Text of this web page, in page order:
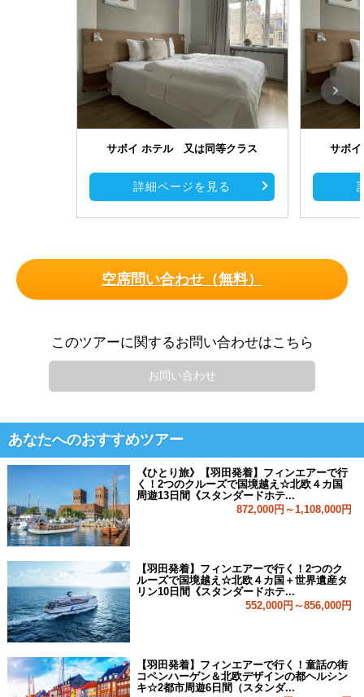
サボイ ホテル 又は同等クラス
詳細ページを見る
サボ
空席問い合わせ（無料）
このツアーに関するお問い合わせはこちら
お問い合わせ
あなたへのおすすめツアー
《ひとり旅》【羽田発着】フィンエアーで行
く！2つのクルーズで国境越え☆北欧４カ国
周遊13日間《スタンダードホテ...
872,000円～1,108,000円
【羽田発着】フィンエアーで行く！2つのク
ルーズで国境越え☆北欧４カ国＋世界遺産タ
リン10日間《スタンダードホテ...
552,000円～856,000円
【羽田発着】フィンエアーで行く！童話の街
コペンハーゲン＆北欧デザインの都ヘルシン
キ☆2都市周遊6日間（スタンダ...